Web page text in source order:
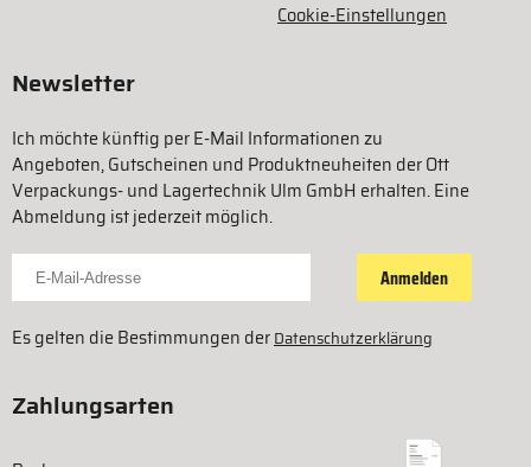
Cookie-Einstellungen
Newsletter
Ich möchte künftig per E-Mail Informationen zu
Angeboten, Gutscheinen und Produktneuheiten der Ott
Verpackungs- und Lagertechnik Ulm GmbH erhalten. Eine
Abmeldung ist jederzeit möglich.
Für Newsletter anmelden
Anmelden
Es gelten die Bestimmungen derDatenschutzerklärung
Zahlungsarten